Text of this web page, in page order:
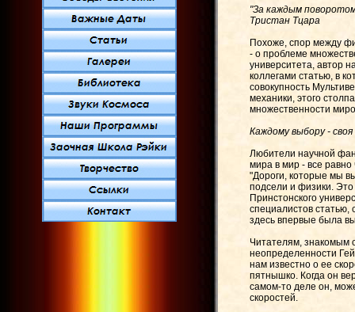
"За каждым
Тристан Тцара
Похоже, спор между
- о проблеме
университета, автор
коллегами статью, в
совокупность
механики, этого
множественности
Каждому выбору -
Любители научной
мира в мир - все равно
"Дороги, которые мы
подсели и физики. Это
Принстонского
специалистов статью,
здесь впервые была
Читателям, знакомым
неопределенности
нам известно о ее
пятнышко. Когда он
самом-то деле он,
скоростей.